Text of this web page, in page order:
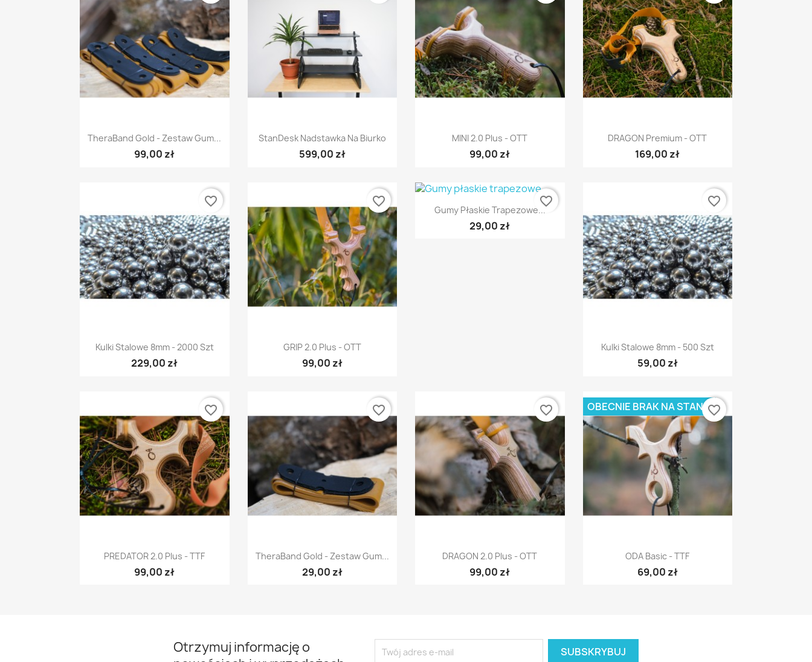
Szybki podgląd
TheraBand Gold - Zestaw Gum...
99,00 zł
Szybki podgląd
StanDesk Nadstawka Na Biurko
599,00 zł
Szybki podgląd
MINI 2.0 Plus - OTT
99,00 zł
Szybki podgląd
DRAGON Premium - OTT
169,00 zł
Szybki podgląd
Kulki Stalowe 8mm - 2000 Szt
229,00 zł
favorite_border
Szybki podgląd
GRIP 2.0 Plus - OTT
99,00 zł
favorite_border Szybki podgląd
Gumy Płaskie Trapezowe...
29,00 zł
favorite_border
Szybki podgląd
Kulki Stalowe 8mm - 500 Szt
59,00 zł
favorite_border
Szybki podgląd
PREDATOR 2.0 Plus - TTF
99,00 zł
favorite_border
Szybki podgląd
TheraBand Gold - Zestaw Gum...
29,00 zł
favorite_border
Szybki podgląd
DRAGON 2.0 Plus - OTT
99,00 zł
favorite_border
Szybki podgląd
ODA Basic - TTF
69,00 zł
OBECNIE BRAK NA STANIEfavorite_border
Otrzymuj informację o